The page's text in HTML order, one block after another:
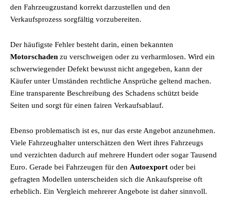
den Fahrzeugzustand korrekt darzustellen und den
Verkaufsprozess sorgfältig vorzubereiten.
Der häufigste Fehler besteht darin, einen bekannten
Motorschaden zu verschweigen oder zu verharmlosen. Wird ein
schwerwiegender Defekt bewusst nicht angegeben, kann der
Käufer unter Umständen rechtliche Ansprüche geltend machen.
Eine transparente Beschreibung des Schadens schützt beide
Seiten und sorgt für einen fairen Verkaufsablauf.
Ebenso problematisch ist es, nur das erste Angebot anzunehmen.
Viele Fahrzeughalter unterschätzen den Wert ihres Fahrzeugs
und verzichten dadurch auf mehrere Hundert oder sogar Tausend
Euro. Gerade bei Fahrzeugen für den Autoexport oder bei
gefragten Modellen unterscheiden sich die Ankaufspreise oft
erheblich. Ein Vergleich mehrerer Angebote ist daher sinnvoll.